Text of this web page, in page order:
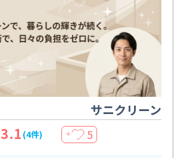
サニクリーン
3.1 (4件) ＋ 5